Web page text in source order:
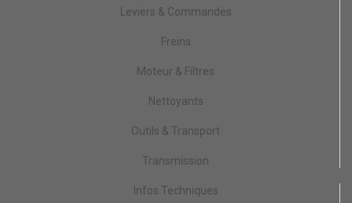
Leviers & Commandes
Freins
Moteur & Filtres
Nettoyants
Outils & Transport
Transmission
Infos Techniques